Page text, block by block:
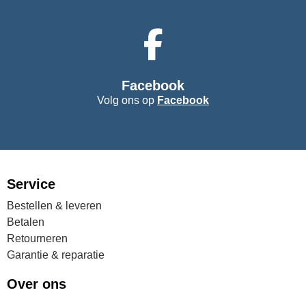
Facebook
Volg ons op Facebook
Service
Bestellen & leveren
Betalen
Retourneren
Garantie & reparatie
Over ons